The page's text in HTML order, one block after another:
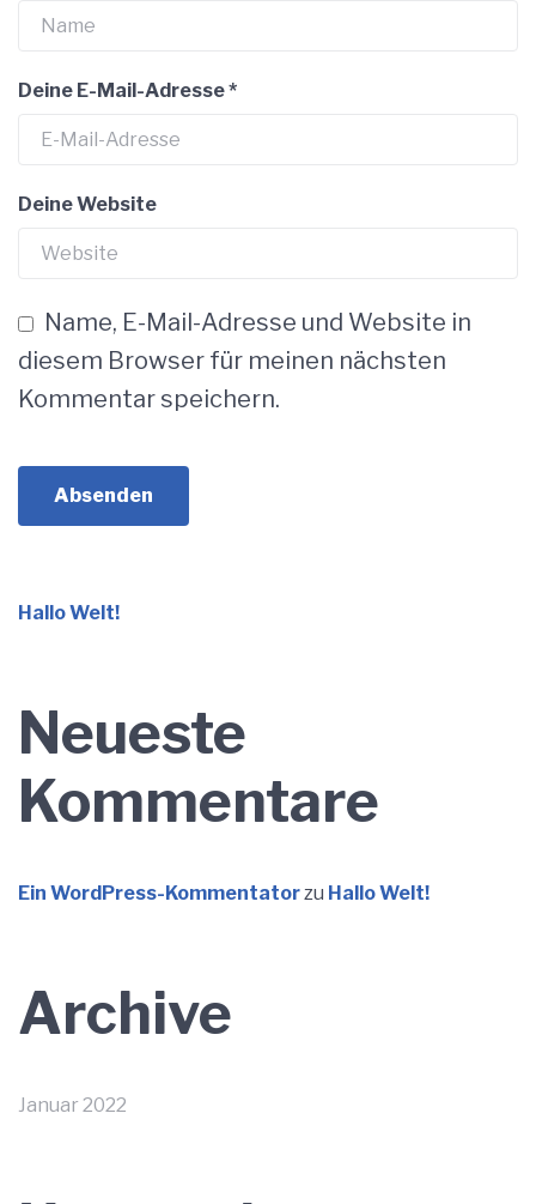
Deine E-Mail-Adresse*
Deine Website
Name, E-Mail-Adresse und Website in
diesem Browser für meinen nächsten
Kommentar speichern.
Hallo Welt!
Neueste
Kommentare
Ein WordPress-Kommentatorzu Hallo Welt!
Archive
Januar 2022